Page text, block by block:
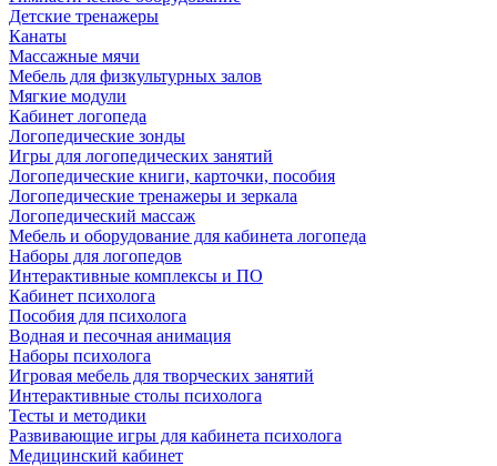
Детские тренажеры
Канаты
Массажные мячи
Мебель для физкультурных залов
Мягкие модули
Кабинет логопеда
Логопедические зонды
Игры для логопедических занятий
Логопедические книги, карточки, пособия
Логопедические тренажеры и зеркала
Логопедический массаж
Мебель и оборудование для кабинета логопеда
Наборы для логопедов
Интерактивные комплексы и ПО
Кабинет психолога
Пособия для психолога
Водная и песочная анимация
Наборы психолога
Игровая мебель для творческих занятий
Интерактивные столы психолога
Тесты и методики
Развивающие игры для кабинета психолога
Медицинский кабинет